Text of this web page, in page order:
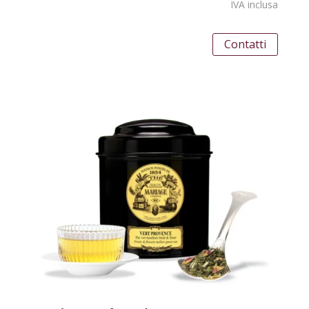
IVA inclusa
Contatti